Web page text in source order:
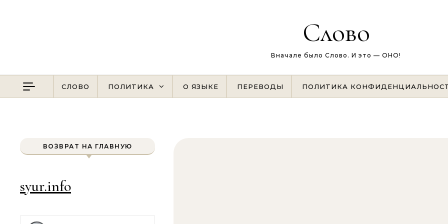
Слово
Вначале было Слово. И это — ОНО!
СЛОВО ПОЛИТИКА О ЯЗЫКЕ ПЕРЕВОДЫ ПОЛИТИКА
ВОЗВРАТ НА ГЛАВНУЮ
syur.info